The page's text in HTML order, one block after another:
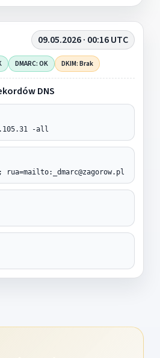
09.05.2026 · 00:16 UTC
DMARC: OK DKIM: Brak
DNS
-all
rua=mailto:_dmarc@zagorow.pl